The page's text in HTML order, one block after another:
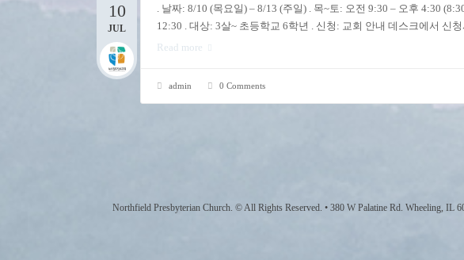
10
JUL
. 날짜: 8/10 (목요일) – 8/13 (주일) . 목~토: 오전 9:30 – 오후 4:30
12:30 . 대상: 3살~ 초등학교 6학년 . 신청: 교회 안내 데스크에서 신청
Read more
admin 0 Comments
Northfield Presbyterian Church. © All Rights Reserved. • 380 W Palatine Rd. Wheeling, IL